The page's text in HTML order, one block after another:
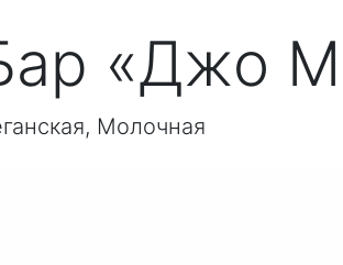
«Джо
Молочная